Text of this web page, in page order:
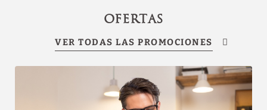
OFERTAS